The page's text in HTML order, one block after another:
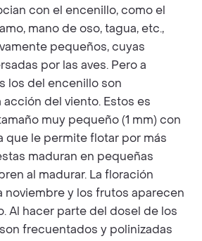
con el encenillo, como el
mano de oso, tagua, etc.,
pequeños, cuyas
por las aves. Pero a
los del encenillo son
del viento. Estos es
muy pequeño (1 mm) con
que le permite flotar por más
maduran en pequeñas
al madurar. La floración
noviembre y los frutos aparecen
Al hacer parte del dosel de los
frecuentados y polinizadas